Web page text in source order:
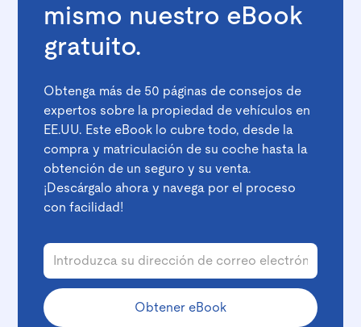
mismo nuestro eBook
gratuito.
Obtenga más de 50 páginas de consejos de
expertos sobre la propiedad de vehículos en
EE.UU. Este eBook lo cubre todo, desde la
compra y matriculación de su coche hasta la
obtención de un seguro y su venta.
¡Descárgalo ahora y navega por el proceso
con facilidad!